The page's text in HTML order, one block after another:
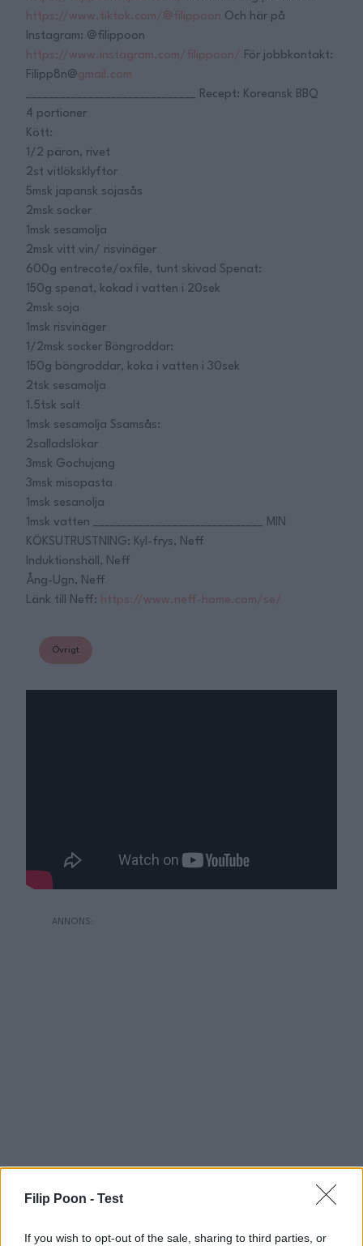
Filip Poon - Test
If you wish to opt-out of the sale, sharing to third parties, or
https://www.tiktok.com/@filippoon Och här på
Instagram: @filippoon
https://www.instagram.com/filippoon/ För jobbkontakt:
Filipp8n@gmail.com
______________________________ Recept: Koreansk BBQ
4 portioner
Kött:
1/2 päron, rivet
2st vitlöksklyftor
5msk japansk sojasås
2msk socker
1msk sesamolja
2msk vitt vin/ risvinäger
600g entrecote/oxfile, tunt skivad Spenat:
150g spenat, kokad i vatten i 20sek
2msk soja
1msk risvinäger
1/2msk socker Böngroddar:
150g böngroddar, koka i vatten i 30sek
2tsk sesamolja
1.5tsk salt
1msk sesamolja Ssamsås:
2salladslökar
3msk Gochujang
3msk misopasta
1msk sesanolja
1msk vatten ______________________________ MIN
KÖKSUTRUSTNING: Kyl-frys, Neff
Induktionshäll, Neff
Ång-Ugn, Neff
Länk till Neff: https://www.neff-home.com/se/
Övrigt